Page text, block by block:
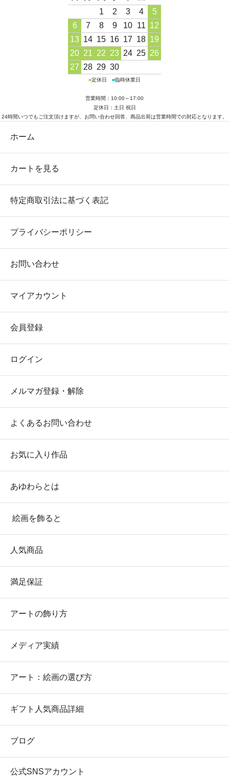
1
2 3 4
5
6
7 8 9 10 11 12
13 14 15 16 17 18 19
20 21 22 23 24 25 26
27 28 29 30
■定休日 ■臨時休業日
営業時間：10:00～17:00
定休日：土日 祝日
24時間いつでもご注文頂けますが、お問い合わせ回答、商品出荷は営業時間での対応となります。
ホーム
カートを見る
特定商取引法に基づく表記
プライバシーポリシー
お問い合わせ
マイアカウント
会員登録
ログイン
メルマガ登録・解除
よくあるお問い合わせ
お気に入り作品
あゆわらとは
絵画を飾ると
人気商品
満足保証
アートの飾り方
メディア実績
アート：絵画の選び方
ギフト人気商品詳細
ブログ
公式SNSアカウント